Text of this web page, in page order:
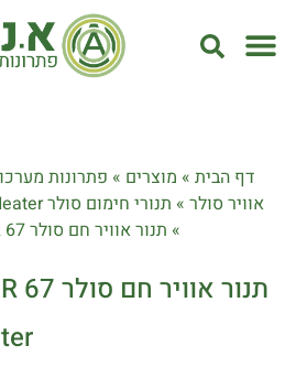
דף הבית » מוצרים » פתרונות
אוויר סולר » תנורי חימום סולר Munters - Fired Diesel Heater
» תנור אוויר חם סולר Munters TOR 67
תנור אוויר חם סולר Munters TOR 67